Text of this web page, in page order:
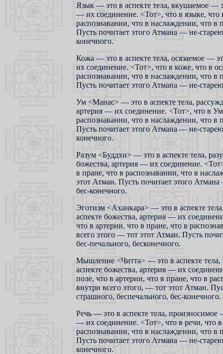
Язык — это в аспекте тела, вкушаемое —
— их соединение. <Тот>, что в языке, что
распознавании, что в наслаждении, что в
Пусть почитает этого Атмана — не-
конечного.
Кожа — это в аспекте тела, осязаемое —
их соединение. <Тот>, что в коже, что в
распознавании, что в наслаждении, что в
Пусть почитает этого Атмана — не-
Ум <Манас> — это в аспекте тела,
артерия — их соединение. <Тот>, что в
распознавании, что в наслаждении, что в
Пусть почитает этого Атмана — не-
конечного.
Разум <Буддхи> — это в аспекте тела,
божества, артерия — их соединение.
в пране, что в распознавании, что в
этот Атман. Пусть почитает этого
бес-конечного.
Эготизм <Аханкара> — это в аспекте
аспекте божества, артерия — их
что в артерии, что в пране, что в
всего этого — тот этот Атман. Пусть
бес-печального, бесконечного.
Мышление <Читта> — это в аспекте
аспекте божества, артерия — их
поле, что в артерии, что в пране, что в
внутри всего этого, — тот этот Атман.
страшного, беспечального, бес-конечного.
Речь — это в аспекте тела, произносимое
— их соединение. <Тот>, что в речи, что
распознавании, что в наслаждении, что в
Пусть почитает этого Атмана — не-
конечного.